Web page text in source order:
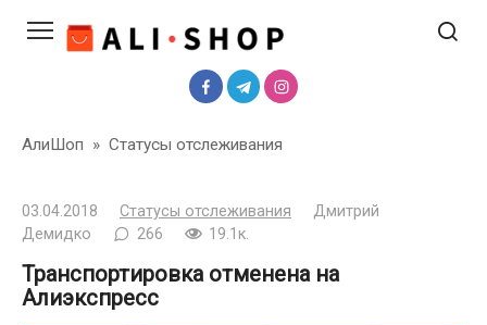
АлиШоп » Статусы отслеживания
03.04.2018 Статусы отслеживания
Дмитрий
Демидко
266 19.1к.
Транспортировка отменена на
Алиэкспресс